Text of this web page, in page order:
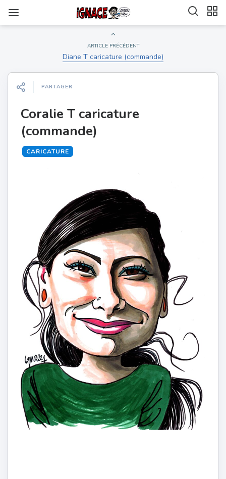
ARTICLE PRÉCÉDENT
Diane T caricature (commande)
PARTAGER
Coralie T caricature
(commande)
CARICATURE